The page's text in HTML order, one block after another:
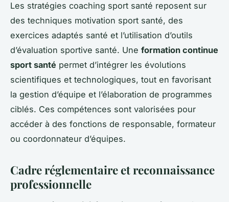
Les stratégies coaching sport santé reposent sur
des techniques motivation sport santé, des
exercices adaptés santé et l’utilisation d’outils
d’évaluation sportive santé. Une formation continue
sport santé permet d’intégrer les évolutions
scientifiques et technologiques, tout en favorisant
la gestion d’équipe et l’élaboration de programmes
ciblés. Ces compétences sont valorisées pour
accéder à des fonctions de responsable, formateur
ou coordonnateur d’équipes.
Cadre réglementaire et reconnaissance
professionnelle